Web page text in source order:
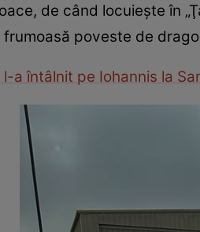
de când locuieşte în
poveste de
l-a întâlnit pe Iohannis la